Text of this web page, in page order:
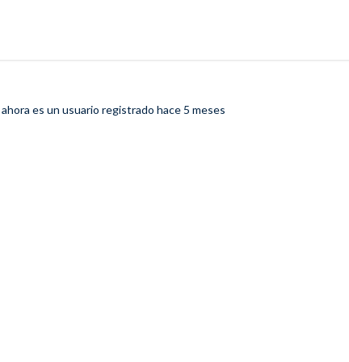
ahora es un usuario registrado hace 5 meses